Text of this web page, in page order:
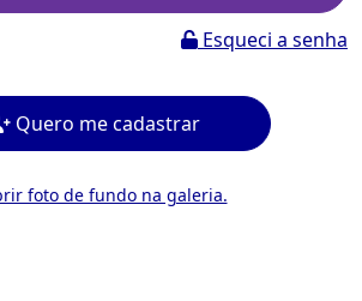
Esqueci a senha
Quero me cadastrar
foto de fundo na galeria.